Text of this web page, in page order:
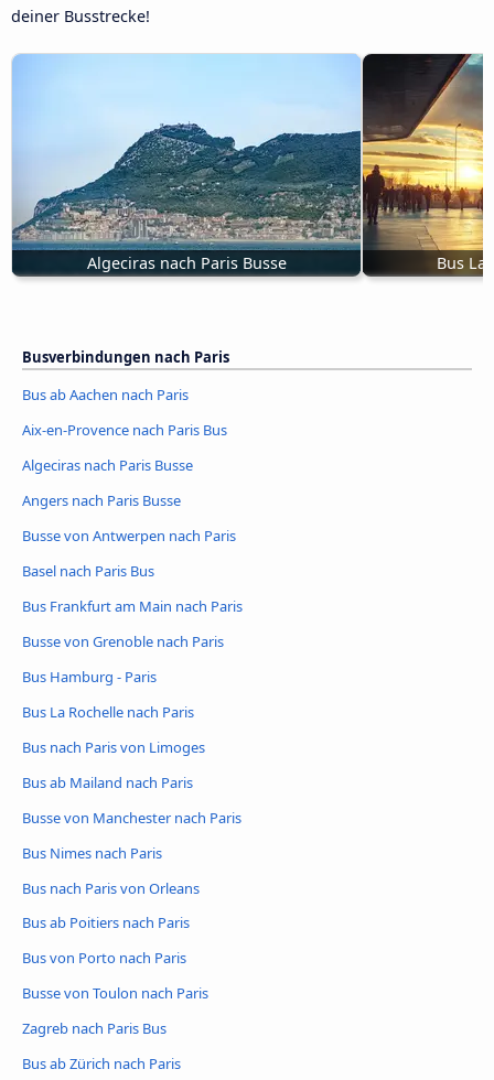
deiner Busstrecke!
Algeciras nach Paris Busse Bus La
Busverbindungen nach Paris
Bus ab Aachen nach Paris
Aix-en-Provence nach Paris Bus
Algeciras nach Paris Busse
Angers nach Paris Busse
Busse von Antwerpen nach Paris
Basel nach Paris Bus
Bus Frankfurt am Main nach Paris
Busse von Grenoble nach Paris
Bus Hamburg - Paris
Bus La Rochelle nach Paris
Bus nach Paris von Limoges
Bus ab Mailand nach Paris
Busse von Manchester nach Paris
Bus Nimes nach Paris
Bus nach Paris von Orleans
Bus ab Poitiers nach Paris
Bus von Porto nach Paris
Busse von Toulon nach Paris
Zagreb nach Paris Bus
Bus ab Zürich nach Paris